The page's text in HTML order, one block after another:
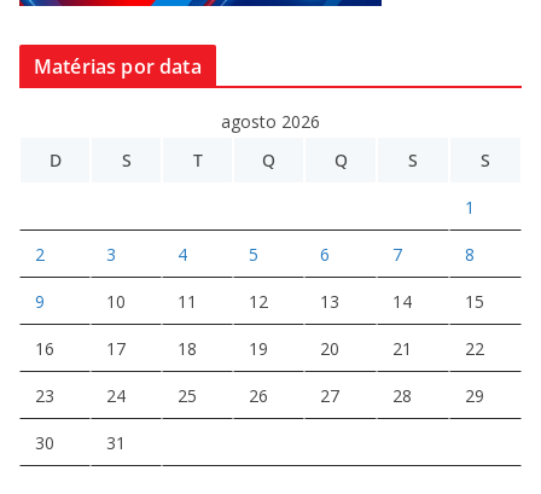
Matérias por data
agosto 2026
D
S T Q Q S S
1
2 3 4 5 6 7 8
9 10 11 12 13 14 15
16 17 18 19 20 21 22
23 24 25 26 27 28 29
30 31